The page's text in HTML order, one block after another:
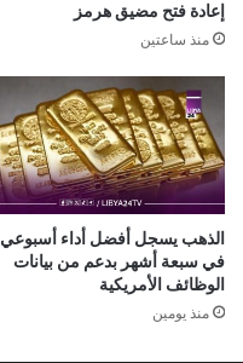
إعادة فتح مضيق هرمز
منذ ساعتين
الذهب يسجل أفضل أداء أسبوعي
في سبعة أشهر بدعم من بيانات
الوظائف الأمريكية
منذ يومين